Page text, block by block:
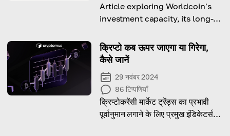
Article exploring Worldcoin's
investment capacity, its long-
and everything you need to
know before putting your
क्रिप्टो कब ऊपर जाएगा या गिरेगा,
कैसे जानें
29 नवंबर 2024
86 टिप्पणियाँ
क्रिप्टोकरेंसी मार्केट ट्रेंड्स का प्रभावी
पूर्वानुमान लगाने के लिए प्रमुख इंडिकेटर्स